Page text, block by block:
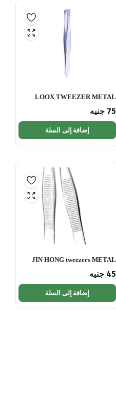
LOOX TWEEZER METAL
75 جنيه
إضافة إلى السلة
JIN HONG tweezers METAL
45 جنيه
إضافة إلى السلة